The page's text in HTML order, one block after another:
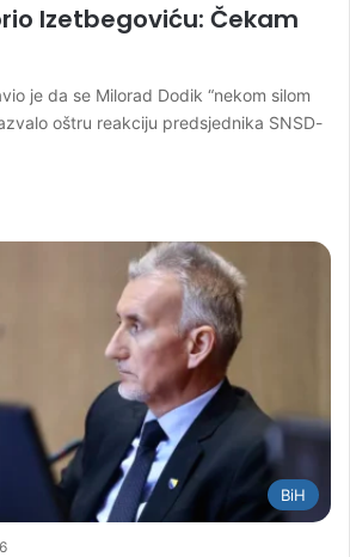
Izetbegoviću: Čekam
je da se Milorad Dodik “nekom silom
oštru reakciju predsjednika SNSD-
BiH